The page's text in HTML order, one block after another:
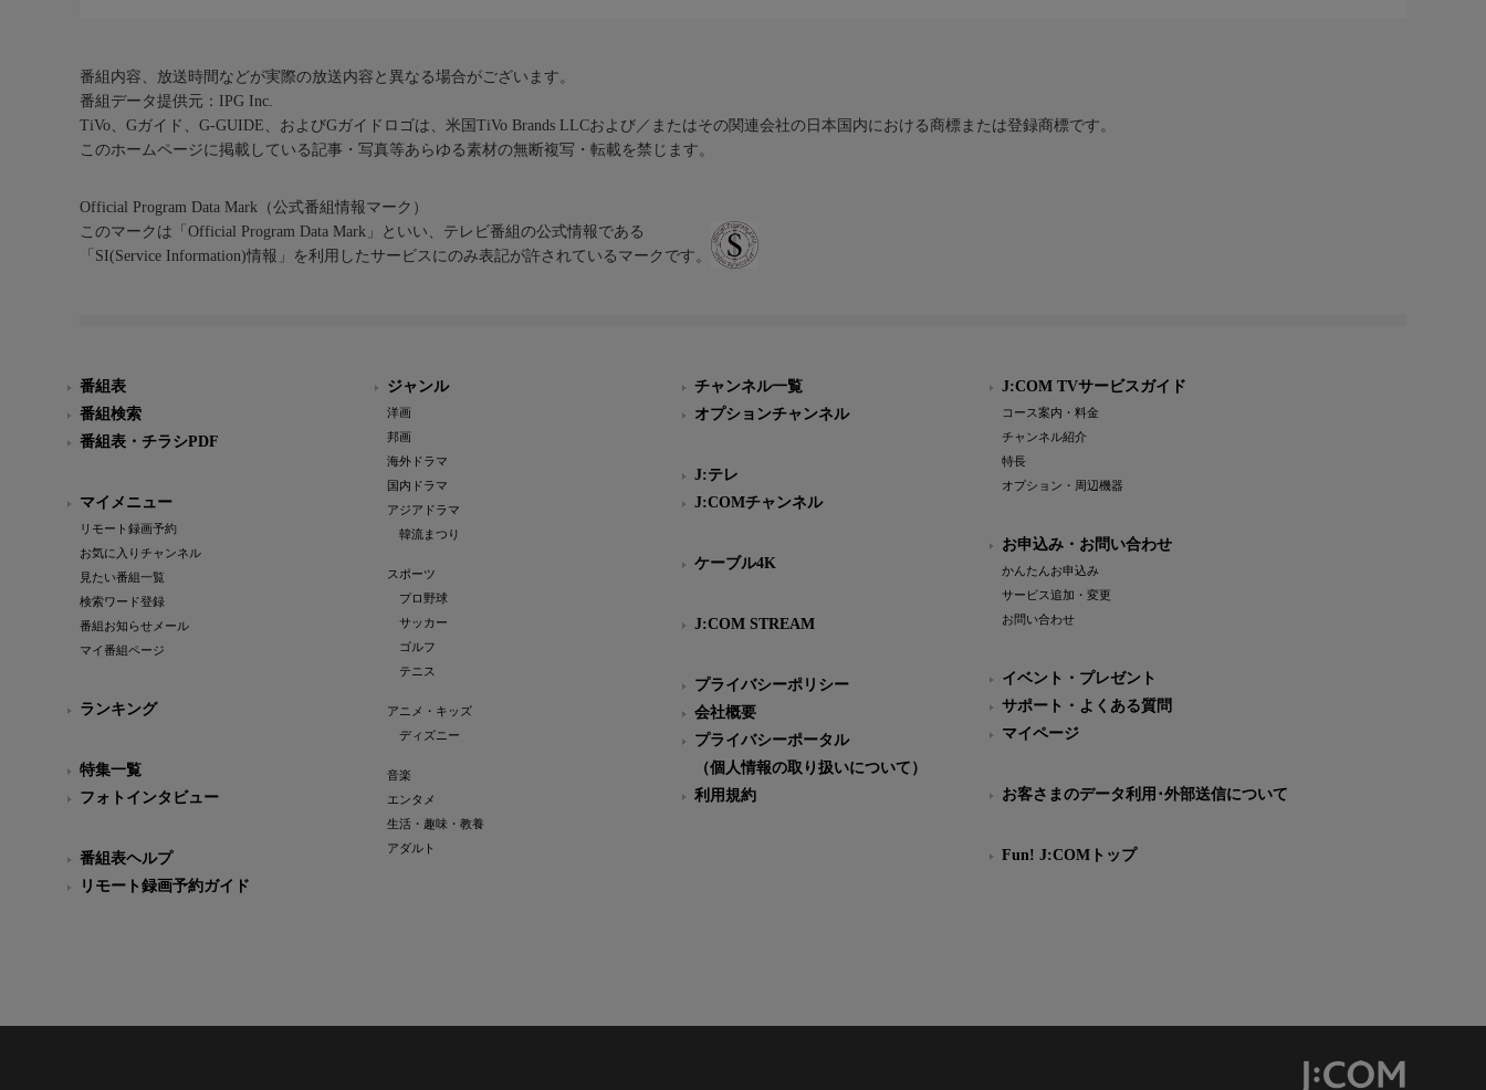
番組内容、放送時間などが実際の放送内容と異なる場合がございます。
番組データ提供元：IPG Inc.
TiVo、Gガイド、G-GUIDE、およびGガイドロゴは、米国TiVo Brands LLCおよび／またはその関連会社の日本国内における商標または登録商標です。
このホームページに掲載している記事・写真等あらゆる素材の無断複写・転載を禁じます。
Official Program Data Mark（公式番組情報マーク）
このマークは「Official Program Data Mark」といい、テレビ番組の公式情報である
「SI(Service Information)情報」を利用したサービスにのみ表記が許されているマークです。
番組表
番組検索
番組表・チラシPDF
マイメニュー
リモート録画予約
お気に入りチャンネル
見たい番組一覧
検索ワード登録
番組お知らせメール
マイ番組ページ
ランキング
特集一覧
フォトインタビュー
番組表ヘルプ
リモート録画予約ガイド
ジャンル
洋画
邦画
海外ドラマ
国内ドラマ
アジアドラマ
韓流まつり
スポーツ
プロ野球
サッカー
ゴルフ
テニス
アニメ・キッズ
ディズニー
音楽
エンタメ
生活・趣味・教養
アダルト
チャンネル一覧
オプションチャンネル
J:テレ
J:COMチャンネル
ケーブル4K
J:COM STREAM
プライバシーポリシー
会社概要
プライバシーポータル
（個人情報の取り扱いについて）
利用規約
J:COM TVサービスガイド
コース案内・料金
チャンネル紹介
特長
オプション・周辺機器
お申込み・お問い合わせ
かんたんお申込み
サービス追加・変更
お問い合わせ
イベント・プレゼント
サポート・よくある質問
マイページ
お客さまのデータ利用･外部送信について
Fun! J:COMトップ